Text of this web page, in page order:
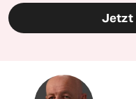
Jetzt